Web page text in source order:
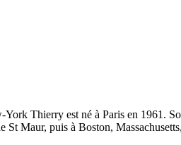
Thierry est né à Paris en 1961.
Maur, puis à Boston,